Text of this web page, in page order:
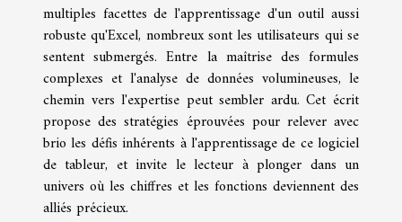
multiples facettes de l'apprentissage d'un outil aussi
robuste qu'Excel, nombreux sont les utilisateurs qui se
sentent submergés. Entre la maîtrise des formules
complexes et l'analyse de données volumineuses, le
chemin vers l'expertise peut sembler ardu. Cet écrit
propose des stratégies éprouvées pour relever avec
brio les défis inhérents à l'apprentissage de ce logiciel
de tableur, et invite le lecteur à plonger dans un
univers où les chiffres et les fonctions deviennent des
alliés précieux.